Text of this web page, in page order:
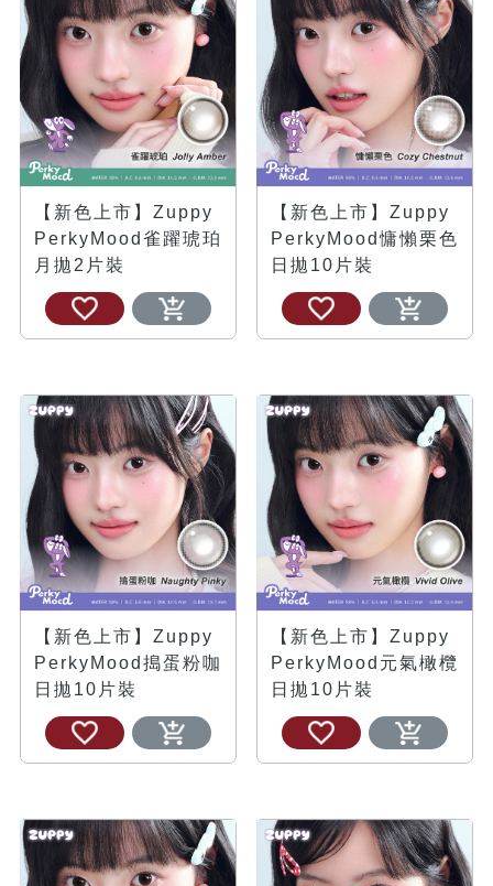
【新色上市】Zuppy
PerkyMood雀躍琥珀
月拋2片裝
【新色上市】Zuppy
PerkyMood慵懶栗色
日拋10片裝
【新色上市】Zuppy
PerkyMood搗蛋粉咖
日拋10片裝
【新色上市】Zuppy
PerkyMood元氣橄欖
日拋10片裝